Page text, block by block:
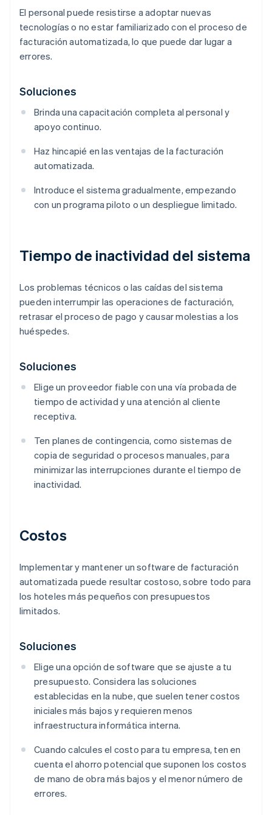
El personal puede resistirse a adoptar nuevas
tecnologías o no estar familiarizado con el proceso de
facturación automatizada, lo que puede dar lugar a
errores.
Soluciones
Brinda una capacitación completa al personal y
apoyo continuo.
Haz hincapié en las ventajas de la facturación
automatizada.
Introduce el sistema gradualmente, empezando
con un programa piloto o un despliegue limitado.
Tiempo de inactividad del sistema
Los problemas técnicos o las caídas del sistema
pueden interrumpir las operaciones de facturación,
retrasar el proceso de pago y causar molestias a los
huéspedes.
Soluciones
Elige un proveedor fiable con una vía probada de
tiempo de actividad y una atención al cliente
receptiva.
Ten planes de contingencia, como sistemas de
copia de seguridad o procesos manuales, para
minimizar las interrupciones durante el tiempo de
inactividad.
Costos
Implementar y mantener un software de facturación
automatizada puede resultar costoso, sobre todo para
los hoteles más pequeños con presupuestos
limitados.
Soluciones
Elige una opción de software que se ajuste a tu
presupuesto. Considera las soluciones
establecidas en la nube, que suelen tener costos
iniciales más bajos y requieren menos
infraestructura informática interna.
Cuando calcules el costo para tu empresa, ten en
cuenta el ahorro potencial que suponen los costos
de mano de obra más bajos y el menor número de
errores.